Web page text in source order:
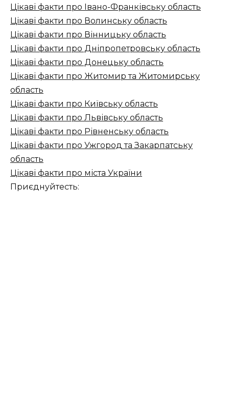
Цікаві факти про Івано-Франківську область
Цікаві факти про Волинську область
Цікаві факти про Вінницьку область
Цікаві факти про Дніпропетровську область
Цікаві факти про Донецьку область
Цікаві факти про Житомир та Житомирську
область
Цікаві факти про Київську область
Цікаві факти про Львівську область
Цікаві факти про Рівненську область
Цікаві факти про Ужгород та Закарпатську
область
Цікаві факти про міста України
Приєднуйтесть: